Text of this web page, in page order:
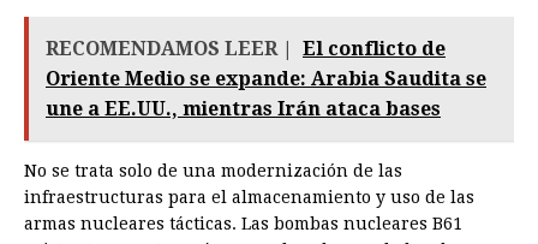
RECOMENDAMOS LEER |
El conflicto de
Oriente Medio se expande: Arabia Saudita se
une a EE.UU., mientras Irán ataca bases
No se trata solo de una modernización de las
infraestructuras para el almacenamiento y uso de las
armas nucleares tácticas. Las bombas nucleares B61